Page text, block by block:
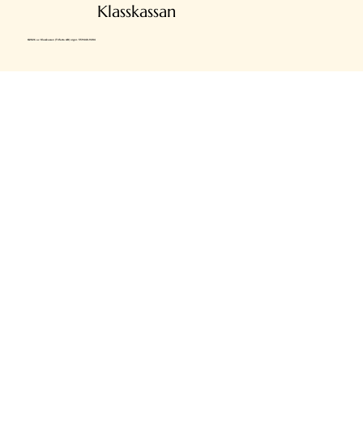
Klasskassan
©2026 av Klasskassan (Trifecta AB) orgnr. 559448-9204